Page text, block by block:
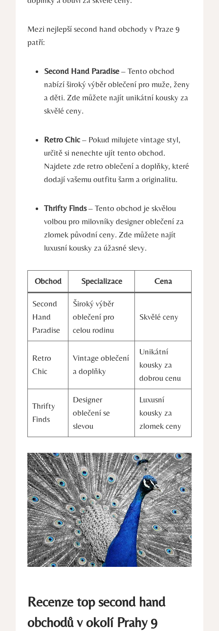
Mezi nejlepší second hand obchody v Praze 9
patří:
Second Hand Paradise – Tento obchod
nabízí široký výběr oblečení pro muže, ženy
a děti. Zde můžete najít unikátní kousky za
skvělé ceny.
Retro Chic – Pokud milujete vintage styl,
určitě si nenechte ujít tento obchod.
Najdete zde retro oblečení a doplňky, které
dodají vašemu outfitu šarm a originalitu.
Thrifty Finds– Tento obchod je skvělou
volbou pro milovníky designer oblečení za
zlomek původní ceny. Zde můžete najít
luxusní kousky za úžasné slevy.
Obchod Specializace Cena
Second
Hand
Paradise
Široký výběr
oblečení pro
celou rodinu
Skvělé ceny
Retro
Chic
Vintage oblečení
a doplňky
Unikátní
kousky za
dobrou cenu
Thrifty
Finds
Designer
oblečení se
slevou
Luxusní
kousky za
zlomek ceny
Recenze top second hand
obchodů v okolí Prahy 9